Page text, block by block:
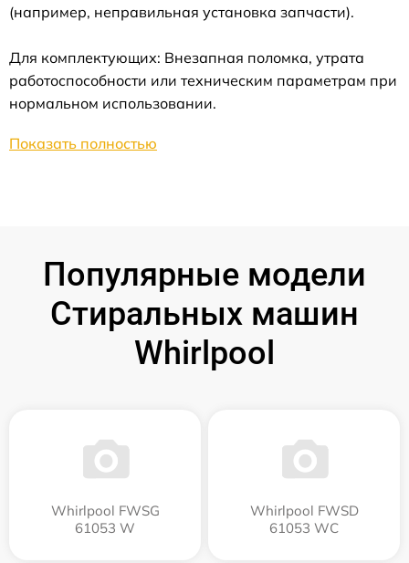
(например, неправильная установка запчасти).
Для комплектующих: Внезапная поломка, утрата
работоспособности или техническим параметрам при
нормальном использовании.
Показать полностью
Популярные модели
Стиральных машин
Whirlpool
Whirlpool FWSG
61053 W
Whirlpool FWSD
61053 WC